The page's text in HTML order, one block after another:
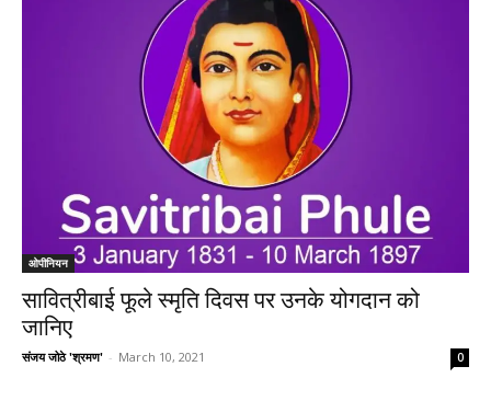
ओपीनियन
सावित्रीबाई फूले स्मृति दिवस पर उनके योगदान को
जानिए
संजय जोठे 'श्रमण' - March 10, 2021 0